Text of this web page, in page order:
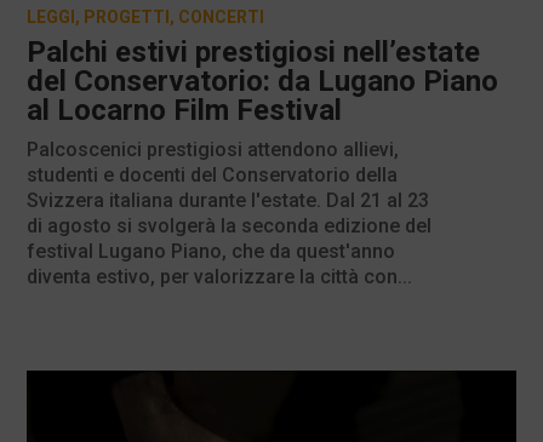
Palchi estivi prestigiosi nell’estate
del Conservatorio: da Lugano Piano
al Locarno Film Festival
LEGGI , PROGETTI , CONCERTI
Palcoscenici prestigiosi attendono allievi,
studenti e docenti del Conservatorio della
Svizzera italiana durante l'estate. Dal 21 al 23
di agosto si svolgerà la seconda edizione del
festival Lugano Piano, che da quest'anno
diventa estivo, per valorizzare la città con...